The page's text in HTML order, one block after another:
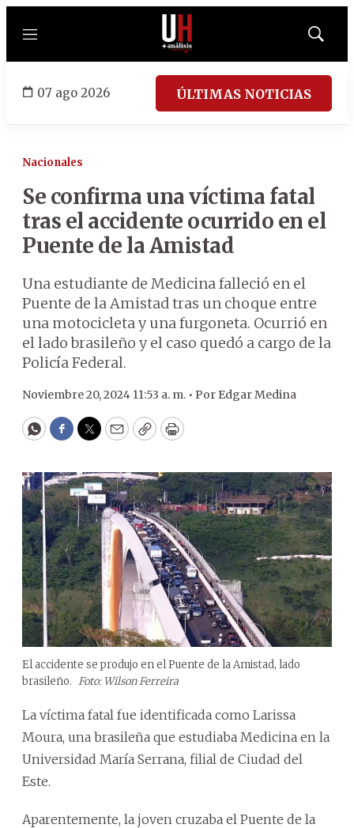
Menú
Mostrar
07 ago 2026 ÚLTIMAS NOTICIAS
Nacionales
Se confirma una víctima fatal
tras el accidente ocurrido en el
Puente de la Amistad
Una estudiante de Medicina falleció en el
Puente de la Amistad tras un choque entre
una motocicleta y una furgoneta. Ocurrió en
el lado brasileño y el caso quedó a cargo de la
Policía Federal.
Noviembre 20, 2024 11:53 a. m. • Por Edgar Medina
WhatsApp
Facebook
Twitter
EmailCopyPrint
El accidente se produjo en el Puente de la Amistad, lado
brasileño. Foto: Wilson Ferreira
La víctima fatal fue identificada como Larissa
Moura, una brasileña que estudiaba Medicina en la
Universidad María Serrana, filial de Ciudad del
Este.
Aparentemente, la joven cruzaba el Puente de la